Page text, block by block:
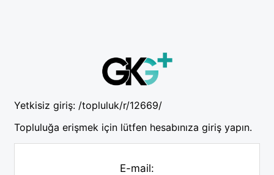
Yetkisiz giriş: /topluluk/r/12669/
Topluluğa erişmek için lütfen hesabınıza giriş yapın.
E-mail: